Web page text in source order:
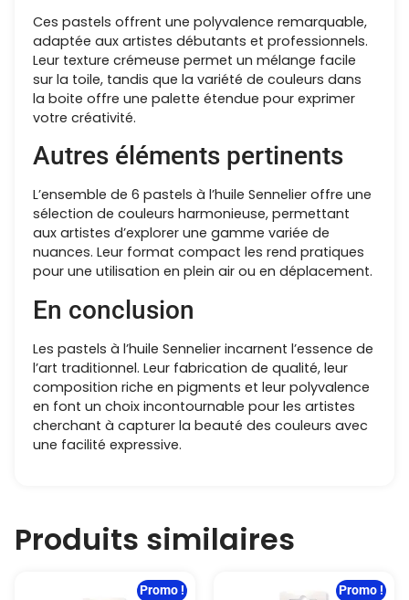
Ces pastels offrent une polyvalence remarquable,
adaptée aux artistes débutants et professionnels.
Leur texture crémeuse permet un mélange facile
sur la toile, tandis que la variété de couleurs dans
la boite offre une palette étendue pour exprimer
votre créativité.
Autres éléments pertinents
L’ensemble de 6 pastels à l’huile Sennelier offre une
sélection de couleurs harmonieuse, permettant
aux artistes d’explorer une gamme variée de
nuances. Leur format compact les rend pratiques
pour une utilisation en plein air ou en déplacement.
En conclusion
Les pastels à l’huile Sennelier incarnent l’essence de
l’art traditionnel. Leur fabrication de qualité, leur
composition riche en pigments et leur polyvalence
en font un choix incontournable pour les artistes
cherchant à capturer la beauté des couleurs avec
une facilité expressive.
Produits similaires
Promo ! Promo !